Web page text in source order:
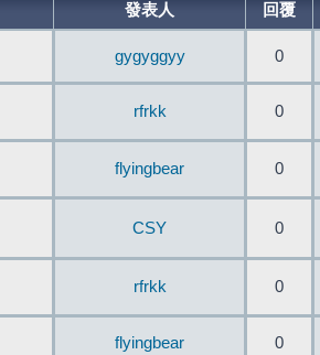
發表人 回覆
gygyggyy 0
rfrkk 0
flyingbear 0
CSY 0
rfrkk 0
flyingbear 0